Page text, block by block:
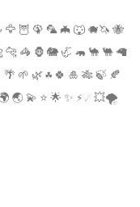
🦉 🦚 🦜 🦇 🐺 🐗🦄 🐝
🦓 🦍 🐘 🦏 🦛 🐪 🐫 🦙
🌱 🌿 ☘️ 🍀 🎍 🎋 🍃 🍂
🌏 💫 ⭐️ 🌟 ✨ ⚡️ ☄️ 💥🌪